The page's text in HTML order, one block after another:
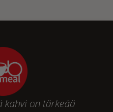
kahvi on tärkeää